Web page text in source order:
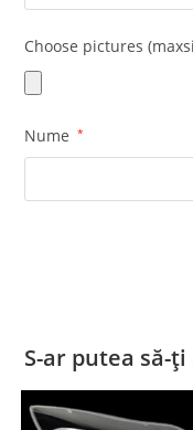
Choose pictures
Nume *
S-ar putea să-